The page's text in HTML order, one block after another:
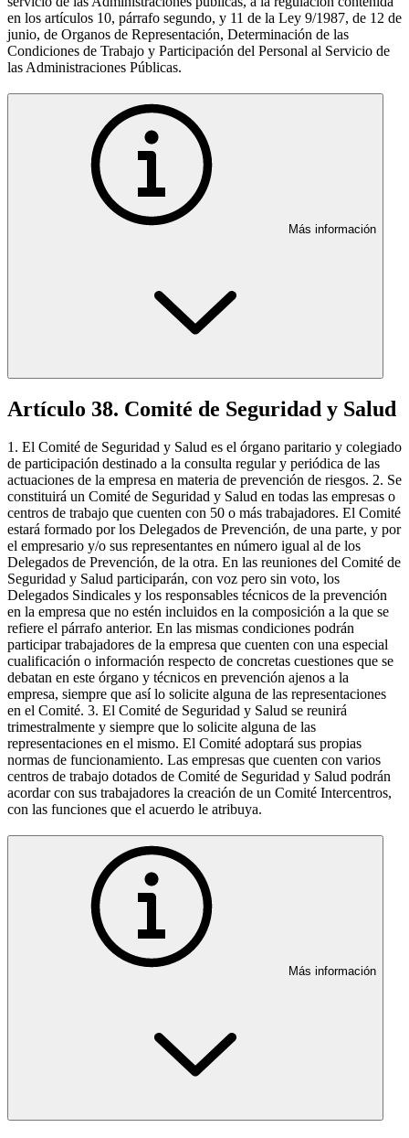
en los artículos 10, párrafo segundo, y 11 de la Ley 9/1987, de 12 de
junio, de Organos de Representación, Determinación de las
Condiciones de Trabajo y Participación del Personal al Servicio de
las Administraciones Públicas.
Más información
Artículo 38. Comité de Seguridad y Salud
1. El Comité de Seguridad y Salud es el órgano paritario y colegiado
de participación destinado a la consulta regular y periódica de las
actuaciones de la empresa en materia de prevención de riesgos. 2. Se
constituirá un Comité de Seguridad y Salud en todas las empresas o
centros de trabajo que cuenten con 50 o más trabajadores. El Comité
estará formado por los Delegados de Prevención, de una parte, y por
el empresario y/o sus representantes en número igual al de los
Delegados de Prevención, de la otra. En las reuniones del Comité de
Seguridad y Salud participarán, con voz pero sin voto, los
Delegados Sindicales y los responsables técnicos de la prevención
en la empresa que no estén incluidos en la composición a la que se
refiere el párrafo anterior. En las mismas condiciones podrán
participar trabajadores de la empresa que cuenten con una especial
cualificación o información respecto de concretas cuestiones que se
debatan en este órgano y técnicos en prevención ajenos a la
empresa, siempre que así lo solicite alguna de las representaciones
en el Comité. 3. El Comité de Seguridad y Salud se reunirá
trimestralmente y siempre que lo solicite alguna de las
representaciones en el mismo. El Comité adoptará sus propias
normas de funcionamiento. Las empresas que cuenten con varios
centros de trabajo dotados de Comité de Seguridad y Salud podrán
acordar con sus trabajadores la creación de un Comité Intercentros,
con las funciones que el acuerdo le atribuya.
Más información